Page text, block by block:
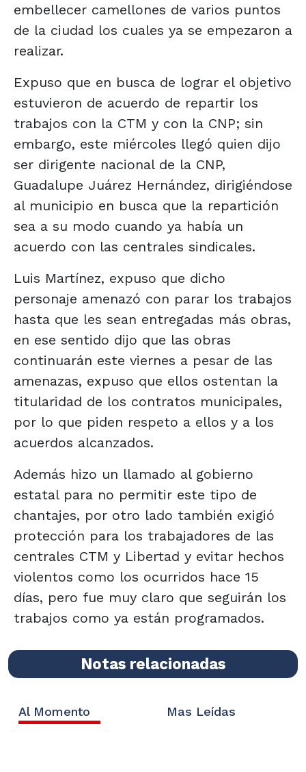
embellecer camellones de varios puntos
de la ciudad los cuales ya se empezaron a
realizar.
Expuso que en busca de lograr el objetivo
estuvieron de acuerdo de repartir los
trabajos con la CTM y con la CNP; sin
embargo, este miércoles llegó quien dijo
ser dirigente nacional de la CNP,
Guadalupe Juárez Hernández, dirigiéndose
al municipio en busca que la repartición
sea a su modo cuando ya había un
acuerdo con las centrales sindicales.
Luis Martínez, expuso que dicho
personaje amenazó con parar los trabajos
hasta que les sean entregadas más obras,
en ese sentido dijo que las obras
continuarán este viernes a pesar de las
amenazas, expuso que ellos ostentan la
titularidad de los contratos municipales,
por lo que piden respeto a ellos y a los
acuerdos alcanzados.
Además hizo un llamado al gobierno
estatal para no permitir este tipo de
chantajes, por otro lado también exigió
protección para los trabajadores de las
centrales CTM y Libertad y evitar hechos
violentos como los ocurridos hace 15
días, pero fue muy claro que seguirán los
trabajos como ya están programados.
Notas relacionadas
Al Momento Mas Leídas